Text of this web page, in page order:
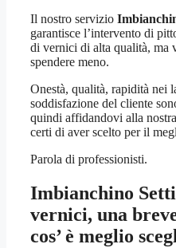
Il nostro servizio
garantisce l’intervento di
di vernici di alta qualità, ma
spendere meno.
Onestà, qualità, rapidità nei
soddisfazione del cliente
quindi affidandovi alla
certi di aver scelto per il
Parola di professionisti.
Imbianchino
vernici, una
cos’ è meglio